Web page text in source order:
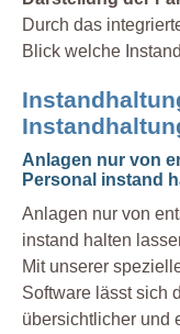
Durch das
Blick welche
Anlagen nur von
Personal instand
Anlagen nur von
instand halten
Mit unserer
Software lässt sich
übersichtlicher und